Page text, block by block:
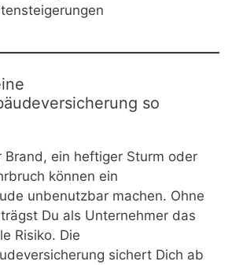
so
Brand, ein heftiger Sturm oder
können ein
unbenutzbar machen. Ohne
Du als Unternehmer das
Risiko. Die
sichert Dich ab